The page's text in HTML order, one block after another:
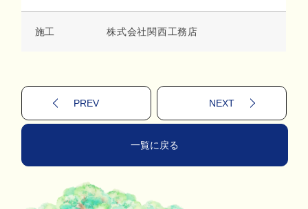
施工 株式会社関西工務店
PREV NEXT
一覧に戻る